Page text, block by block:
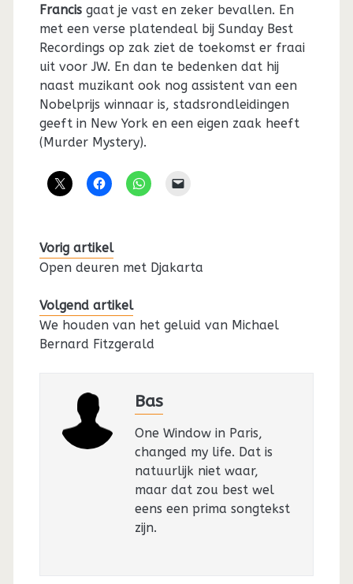
Francisgaat je vast en zeker bevallen. En
met een verse platendeal bij Sunday Best
Recordings op zak ziet de toekomst er fraai
uit voor JW. En dan te bedenken dat hij
naast muzikant ook nog assistent van een
Nobelprijs winnaar is, stadsrondleidingen
geeft in New York en een eigen zaak heeft
(Murder Mystery).
Vorig artikel
Open deuren met Djakarta
Volgend artikel
We houden van het geluid van Michael
Bernard Fitzgerald
Bas
One Window in Paris,
changed my life. Dat is
natuurlijk niet waar,
maar dat zou best wel
eens een prima songtekst
zijn.